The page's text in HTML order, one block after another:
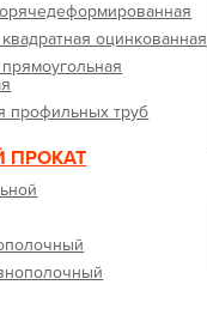
оцинкованная
профильных труб
ПРОКАТ